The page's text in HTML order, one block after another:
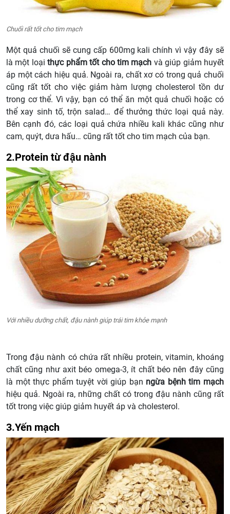
Chuối rất tốt cho tim mạch
Một quả chuối sẽ cung cấp 600mg kali chính vì vậy đây sẽ
là một loạithực phẩm tốt cho tim mạch và giúp giảm huyết
áp một cách hiệu quả. Ngoài ra, chất xơ có trong quả chuối
cũng rất tốt cho việc giảm hàm lượng cholesterol tồn dư
trong cơ thể. Vì vậy, bạn có thể ăn một quả chuối hoặc có
thể xay sinh tố, trộn salad… để thưởng thức loại quả này.
Bên cạnh đó, các loại quả chứa nhiều kali khác cũng như
cam, quýt, dưa hấu… cũng rất tốt cho tim mạch của bạn.
2.Protein từ đậu nành
Với nhiều dưỡng chất, đậu nành giúp trái tim khỏe mạnh
Trong đậu nành có chứa rất nhiều protein, vitamin, khoáng
chất cũng như axit béo omega-3, ít chất béo nên đây cũng
là một thực phẩm tuyệt vời giúp bạn ngừa bệnh tim mạch
hiệu quả. Ngoài ra, những chất có trong đậu nành cũng rất
tốt trong việc giúp giảm huyết áp và cholesterol.
3.Yến mạch